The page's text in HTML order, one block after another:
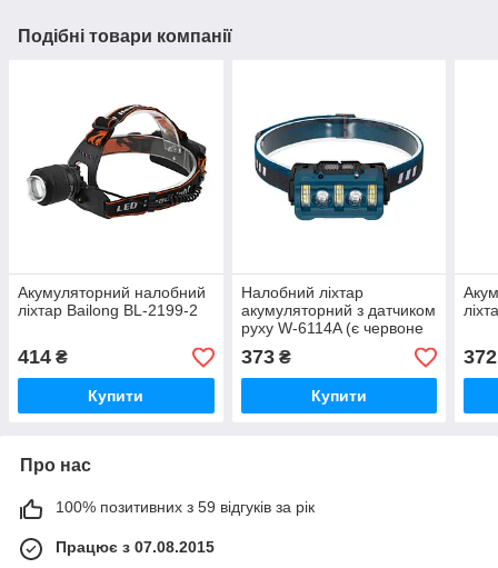
Подібні товари компанії
Акумуляторний налобний
ліхтар Bailong BL-2199-2
414 ₴
Купити
Налобний ліхтар
акумуляторний з датчиком
руху W-6114A (є червоне
світло)
373₴
Купити
372
Про нас
100% позитивних з 59 відгуків за рік
Працює з 07.08.2015